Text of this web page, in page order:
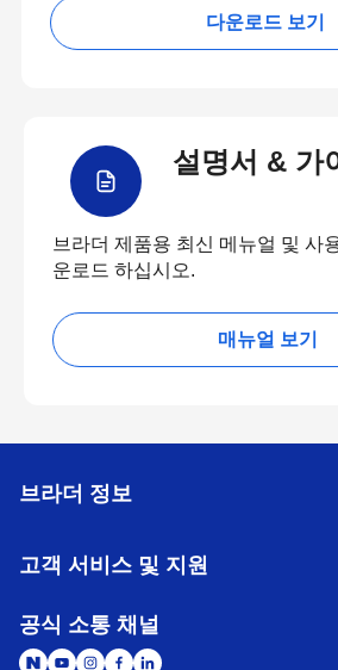
다운로드 보기
설명서 & 가
브라더 제품용 최신 메뉴얼 및 사
운로드 하십시오.
매뉴얼 보기
브라더 정보
고객 서비스 및 지원
공식 소통 채널